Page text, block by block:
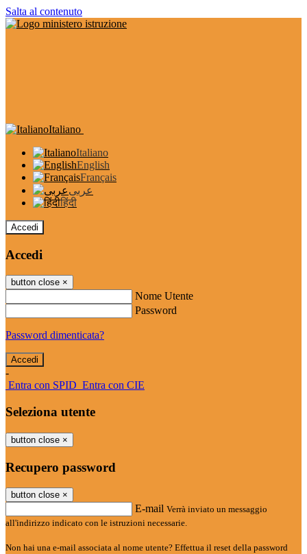
Salta al contenuto
Italiano
Italiano
English
Français
عربى
हिंदी
Accedi
Accedi
button close ×
Nome Utente
Password
Password dimenticata?
-
Entra con SPID Entra con CIE
Seleziona utente
button close ×
Recupero password
button close ×
E-mail Verrà inviato un messaggio
all'indirizzo indicato con le istruzioni necessarie.
Non hai una e-mail associata al nome utente? Effettua il reset della password